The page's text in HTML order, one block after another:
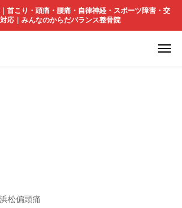
首こり・頭痛・腰痛・自律神経・スポーツ障害・交
応｜みんなのからだバランス整骨院
浜松偏頭痛